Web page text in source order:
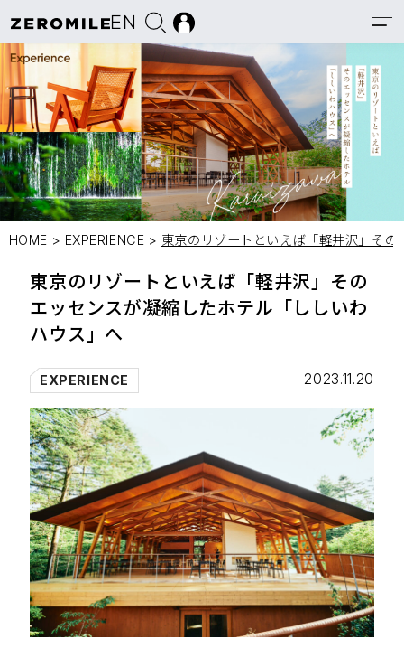
EN
HOME > EXPERIENCE > 東京のリゾートといえば「軽井沢」そ
東京のリゾートといえば「軽井沢」その
エッセンスが凝縮したホテル「ししいわ
ハウス」へ
EXPERIENCE 2023.11.20